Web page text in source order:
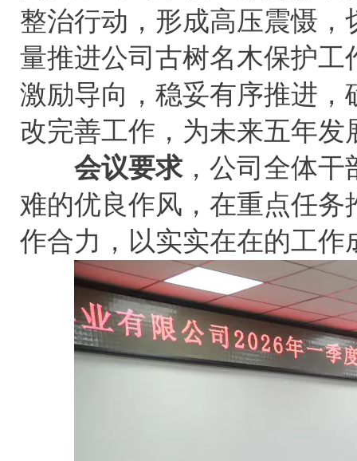
整治行动，形成高压震慑
量推进公司古树名木保护工
激励导向，稳妥有序推进
改完善工作，为未来五年发
会议要求，公司全体干
难的优良作风，在重点任
作合力，以实实在在的工